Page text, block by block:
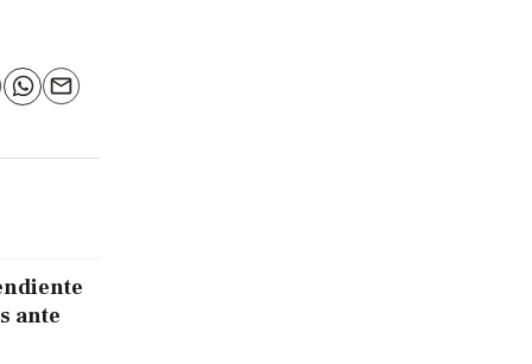
WhatsApp
Email
ante